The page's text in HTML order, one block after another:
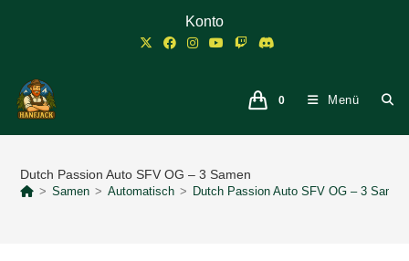
Konto
0 Menü
Dutch Passion Auto SFV OG – 3 Samen
> Samen > Automatisch > Dutch Passion Auto SFV OG – 3 Samen